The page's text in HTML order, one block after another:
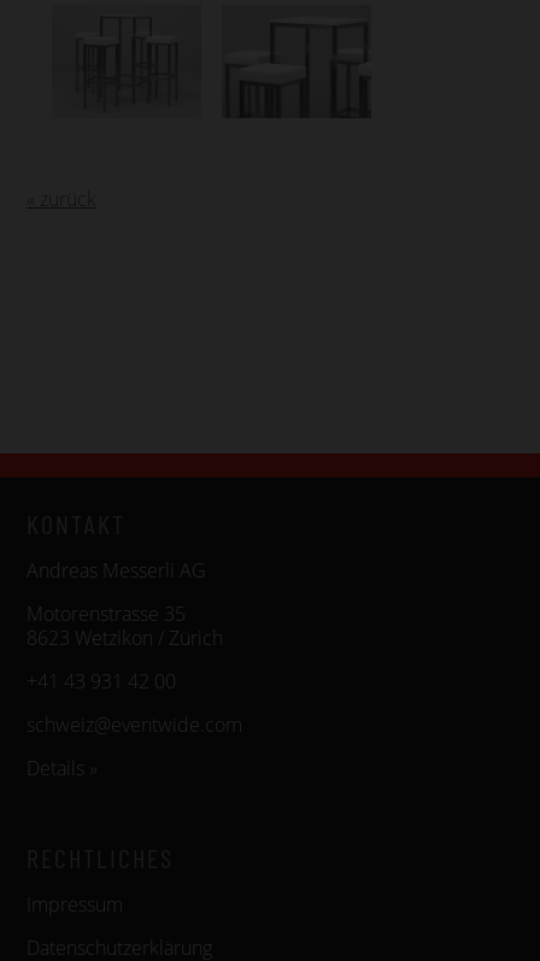
« zurück
Andreas Messerli AG
Motorenstrasse 35
8623 Wetzikon / Zürich
+41 43 931 42 00
schweiz@eventwide.com
Details »
Impressum
Datenschutzerklärung